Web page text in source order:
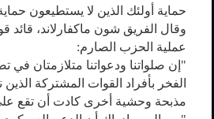
حماية أولئك الذين لا يستطيعون
وقال الفريق شون ماكفارلاند، قائد
عملية الحزب الصارم:
" إن صلواتنا ودعواتنا متلازمتان في
الفخر بأفراد القوات المشتركة الذين
مذبحة وحشية أخرى كادت أن تقع